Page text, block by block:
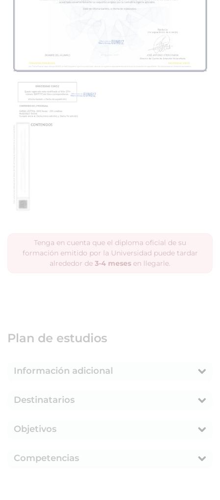
Tenga en cuenta que el diploma oficial de su
formación emitido por la Universidad puede tardar
alrededor de 3-4 meses en llegarle.
Plan de estudios
Información adicional
Destinatarios
Objetivos
Competencias